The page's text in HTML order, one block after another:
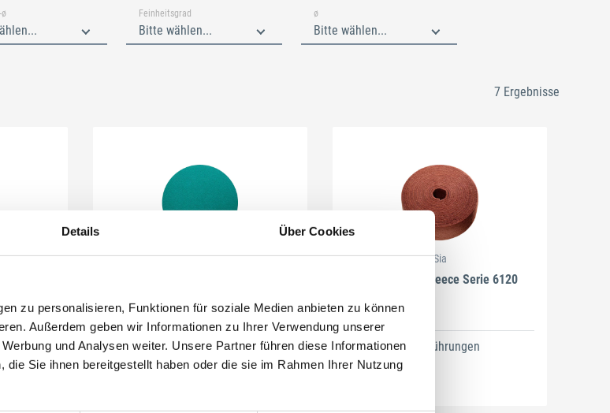
Details Über Cookies
zu personalisieren, Funktionen für soziale Medien anbieten zu können
Außerdem geben wir Informationen zu Ihrer Verwendung unserer
und Analysen weiter. Unsere Partner führen diese Informationen
Sie ihnen bereitgestellt haben oder die sie im Rahmen Ihrer Nutzung
ø Feinheitsgrad
Bitte wählen...
ø
Bitte wählen...
7 Ergebnisse
6120
Sia
6 Ausführungen
Sia
Vliesrolle siafleece Serie 6120
3 Ausführungen